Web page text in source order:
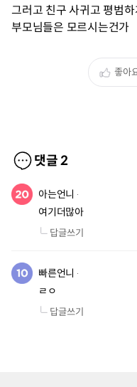
그러고 친구 사귀고 평범
부모님들은 모르시는건가
좋아
댓글2
아는언니
여기더많아
답글쓰기
빠른언니
ㄹㅇ
답글쓰기